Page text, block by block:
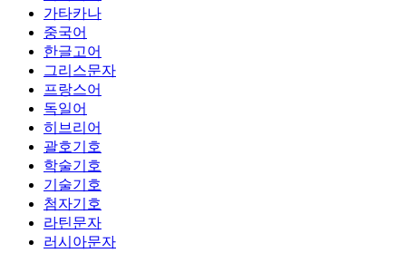
가타카나
중국어
한글고어
그리스문자
프랑스어
독일어
히브리어
괄호기호
학술기호
기술기호
첨자기호
라틴문자
러시아문자